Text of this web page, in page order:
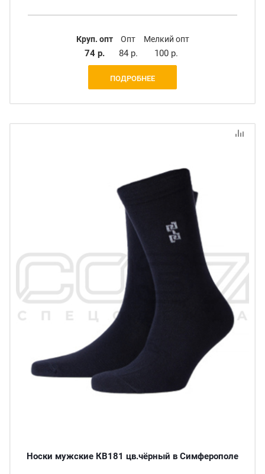
Круп. опт
74 р.
Опт
84 р.
Мелкий опт
100 р.
ПОДРОБНЕЕ
Носки мужские КВ181 цв.чёрный в Симферополе